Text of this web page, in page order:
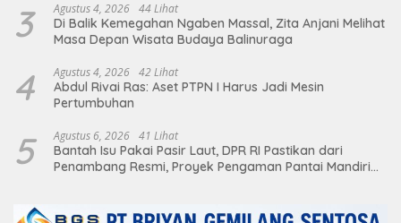
3 Agustus 4, 2026 44 Lihat
Di Balik Kemegahan Ngaben Massal, Zita Anjani Melihat
Masa Depan Wisata Budaya Balinuraga
4 Agustus 4, 2026 42 Lihat
Abdul Rivai Ras: Aset PTPN I Harus Jadi Mesin
Pertumbuhan
5 Agustus 6, 2026 41 Lihat
Bantah Isu Pakai Pasir Laut, DPR RI Pastikan dari
Penambang Resmi, Proyek Pengaman Pantai Mandiri